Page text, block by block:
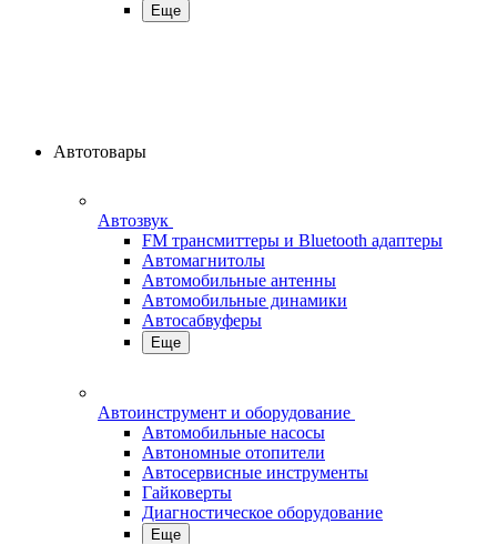
Еще
Автотовары
Автозвук
FM трансмиттеры и Bluetooth адаптеры
Автомагнитолы
Автомобильные антенны
Автомобильные динамики
Автосабвуферы
Еще
Автоинструмент и оборудование
Автомобильные насосы
Автономные отопители
Автосервисные инструменты
Гайковерты
Диагностическое оборудование
Еще